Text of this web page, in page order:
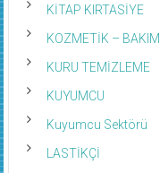
KİTAP KIRTASİYE
KOZMETİK – BAKIM
KURU TEMİZLEME
KUYUMCU
Kuyumcu Sektörü
LASTİKÇİ